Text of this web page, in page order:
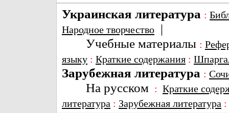
Украинская литература :
Народное творчество |
Учебные материалы :
языку : Краткие содержания :
Зарубежная литература :
На русском : Краткие
литература : Зарубежная литература